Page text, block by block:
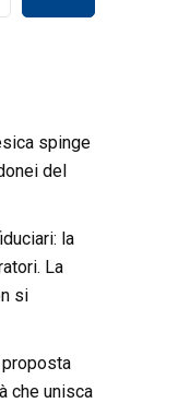
spinge
del
la
La
si
che unisca